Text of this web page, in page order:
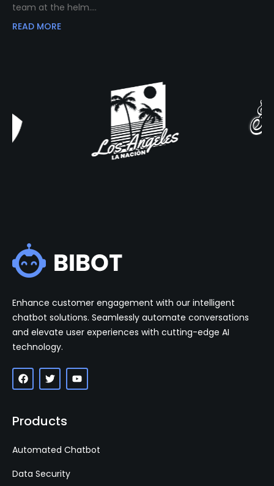
team at the helm.…
READ MORE
Enhance customer engagement with our intelligent
chatbot solutions. Seamlessly automate conversations
and elevate user experiences with cutting-edge AI
technology.
Products
Automated Chatbot
Data Security